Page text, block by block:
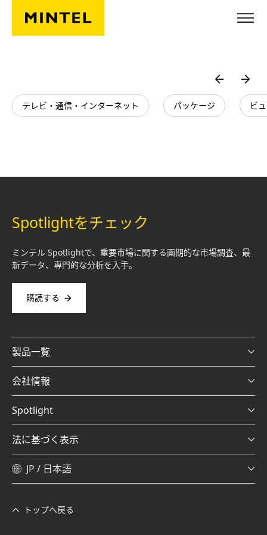
Skip to main content
テレビ・通信・インターネット パッケージ ビ
Spotlightをチェック
ミンテル Spotlightで、重要市場に関する画期的な市場調査、最
新データ、専門的な分析を入手。
購読する
製品一覧
会社情報
Spotlight
法に基づく表示
JP / 日本語
トップへ戻る